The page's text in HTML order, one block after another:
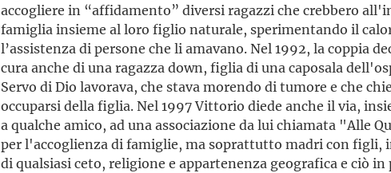
accogliere in “affidamento” diversi ragazzi che crebbero
famiglia insieme al loro figlio naturale, sperimentando il
l’assistenza di persone che li amavano. Nel 1992, la coppia
cura anche di una ragazza down, figlia di una caposala
Servo di Dio lavorava, che stava morendo di tumore e che
occuparsi della figlia. Nel 1997 Vittorio diede anche il via,
a qualche amico, ad una associazione da lui chiamata "Alle
per l'accoglienza di famiglie, ma soprattutto madri con figli,
di qualsiasi ceto, religione e appartenenza geografica e ciò